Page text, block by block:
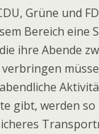
Grüne und
Bereich eine
ihre Abende
gibt, werden so